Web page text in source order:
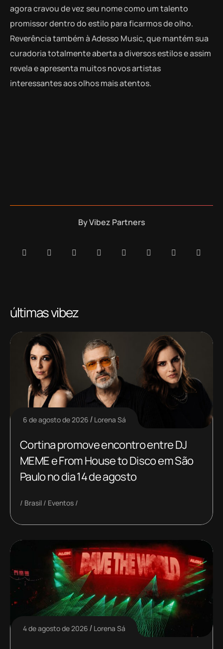
agora cravou de vez seu nome como um talento
promissor dentro do estilo para ficarmos de olho.
Reverência também à Adesso Music, que mantém sua
curadoria totalmente aberta a diversos estilos e assim
revela e apresenta muitos novos artistas
interessantes aos olhos mais atentos.
ByVibez Partners
últimas vibez
6 de agosto de 2026 Lorena Sá
Cortina promove encontro entre DJ
MEME e From House to Disco em São
Paulo no dia 14 de agosto
Brasil Eventos
4 de agosto de 2026 Lorena Sá